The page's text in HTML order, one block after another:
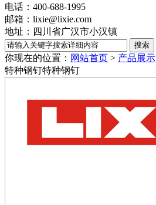
电话：400-688-1995
邮箱：lixie@lixie.com
地址：四川省广汉市小汉镇
你现在的位置： 网站首页 > 产品展示
特种钢钉特种钢钉